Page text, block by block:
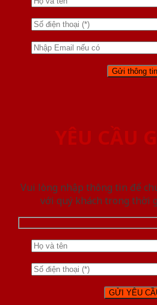
YÊU CẦU
Vui lòng nhập thông tin để
với quý khách trong thời